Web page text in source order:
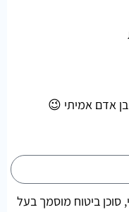
אדם אמיתי 😉
סוכן ביטוח מוסמך בעל